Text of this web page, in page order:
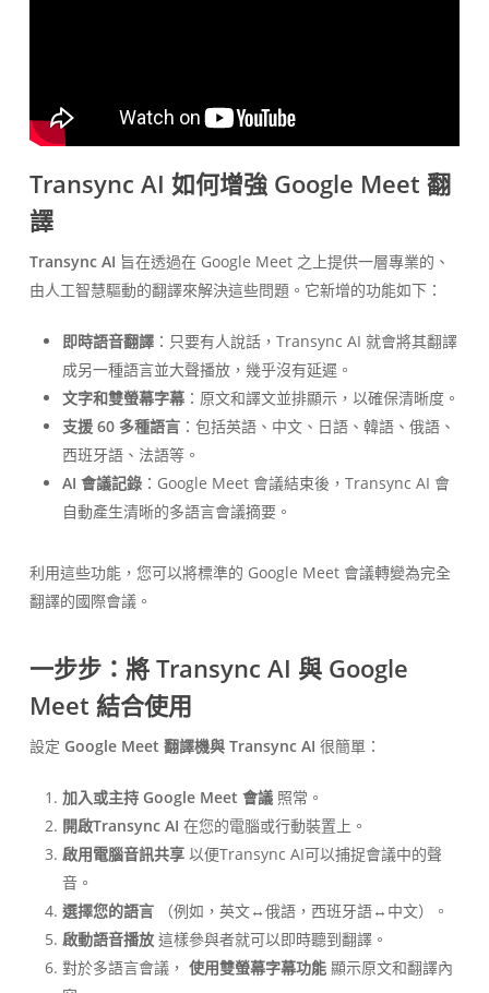
Transync AI 如何增強 Google Meet 翻
譯
Transync AI 旨在透過在 Google Meet 之上提供一層專業的、
由人工智慧驅動的翻譯來解決這些問題。它新增的功能如下：
即時語音翻譯：只要有人說話，Transync AI 就會將其翻譯
成另一種語言並大聲播放，幾乎沒有延遲。
文字和雙螢幕字幕：原文和譯文並排顯示，以確保清晰度。
支援 60 多種語言：包括英語、中文、日語、韓語、俄語、
西班牙語、法語等。
AI 會議記錄：Google Meet 會議結束後，Transync AI 會
自動產生清晰的多語言會議摘要。
利用這些功能，您可以將標準的 Google Meet 會議轉變為完全
翻譯的國際會議。
一步步：將 Transync AI 與 Google
Meet 結合使用
設定 Google Meet 翻譯機與 Transync AI 很簡單：
加入或主持 Google Meet 會議照常。
開啟Transync AI 在您的電腦或行動裝置上。
啟用電腦音訊共享以便Transync AI可以捕捉會議中的聲
音。
選擇您的語言（例如，英文↔俄語，西班牙語↔中文）。
啟動語音播放這樣參與者就可以即時聽到翻譯。
對於多語言會議， 使用雙螢幕字幕功能顯示原文和翻譯內